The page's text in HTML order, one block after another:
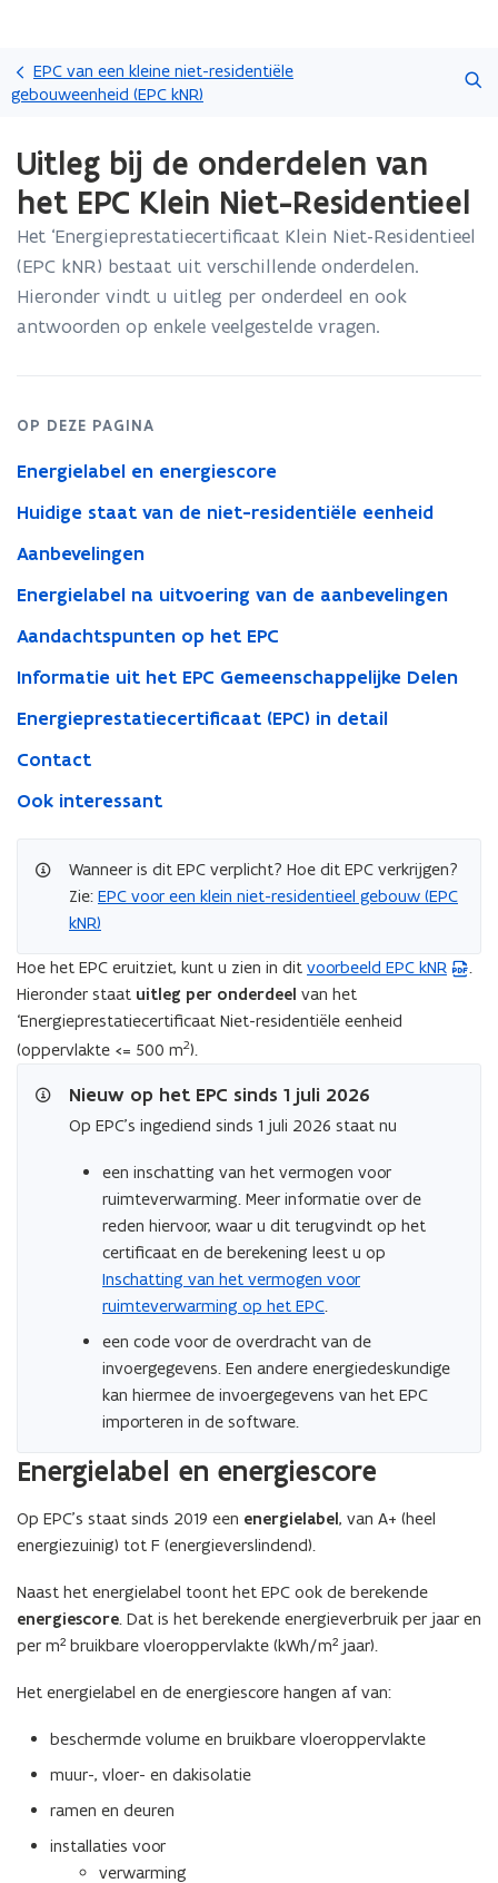
en
gaan
EPC van een kleine niet-residentiële
gebouweenheid (EPC kNR)
met
laden.
bevindt
zich
op:
Uitleg
EPC
Niet-
Residentieel
Uitleg bij de onderdelen van
het EPC Klein Niet-Residentieel
Het ‘Energieprestatiecertificaat Klein Niet-Residentieel
(EPC kNR) bestaat uit verschillende onderdelen.
Hieronder vindt u uitleg per onderdeel en ook
antwoorden op enkele veelgestelde vragen.
OP DEZE PAGINA
Energielabel en energiescore
Huidige staat van de niet-residentiële eenheid
Aanbevelingen
Energielabel na uitvoering van de aanbevelingen
Aandachtspunten op het EPC
Informatie uit het EPC Gemeenschappelijke Delen
Energieprestatiecertificaat (EPC) in detail
Contact
Ook interessant
Wanneer is dit EPC verplicht? Hoe dit EPC verkrijgen?
Zie: EPC voor een klein niet-residentieel gebouw (EPC
kNR)
Hoe het EPC eruitziet, kunt u zien in dit voorbeeld EPC kNR
(
P
D
e
s
a
n
d
o
p
e
n
t
i
i
u
w
n
t
r
.
Hieronder staat uitleg per onderdeel van het
‘Energieprestatiecertificaat Niet-residentiële eenheid
(oppervlakte <= 500 m2).
Nieuw op het EPC sinds 1 juli 2026
Op EPC’s ingediend sinds 1 juli 2026 staat nu
een inschatting van het vermogen voor
ruimteverwarming. Meer informatie over de
reden hiervoor, waar u dit terugvindt op het
certificaat en de berekening leest u op
Inschatting van het vermogen voor
ruimteverwarming op het EPC.
een code voor de overdracht van de
invoergegevens. Een andere energiedeskundige
kan hiermee de invoergegevens van het EPC
importeren in de software.
Energielabel en energiescore
Op EPC’s staat sinds 2019 een energielabel, van A+ (heel
energiezuinig) tot F (energieverslindend).
Naast het energielabel toont het EPC ook de berekende
energiescore. Dat is het berekende energieverbruik per jaar en
per m² bruikbare vloeroppervlakte (kWh/m² jaar).
Het energielabel en de energiescore hangen af van:
beschermde volume en bruikbare vloeroppervlakte
muur-, vloer- en dakisolatie
ramen en deuren
installaties voor
verwarming